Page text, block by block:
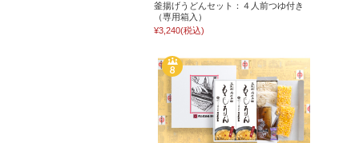
釜揚げうどんセット：４人前つゆ付き
（専用箱入）
¥3,240(税込)